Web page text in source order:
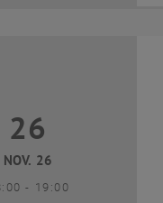
November 2026
26
NOV. 26
- bis
19:00